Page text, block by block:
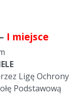
I miejsce
Ligę Ochrony
Podstawową